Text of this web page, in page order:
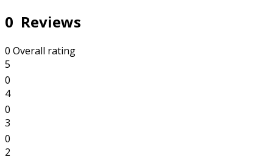
0 Reviews
0 Overall rating
5
0
4
0
3
0
2